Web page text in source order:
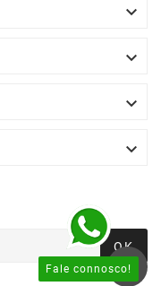




OK
Fale connosco!